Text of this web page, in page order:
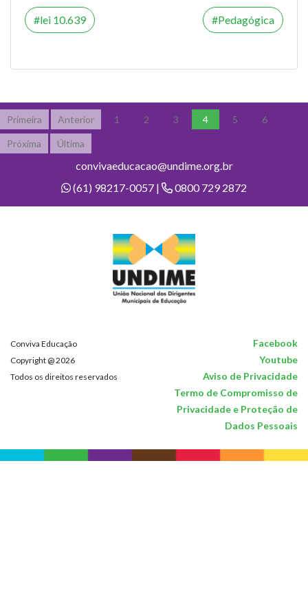
lei 10.639 Pedagógica
Primeira Anterior 1 2 3 4 5 6
Próxima Última
convivaeducacao@undime.org.br
(61) 98217-0057 |
0800 729 2872
Conviva Educação Facebook
Copyright @ 2026 Youtube
Todos os direitos reservados
Aviso de Privacidade
Termo de Compromisso de
Privacidade e Proteção de
Dados Pessoais